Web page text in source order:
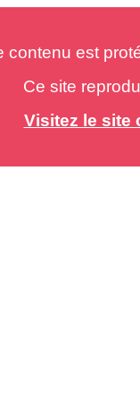
est
Ce site
Visitez le site